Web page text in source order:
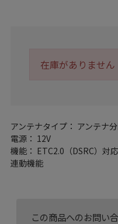
在庫がありません
アンテナタイプ： アンテナ
電源： 12V
機能： ETC2.0（DSRC）対
連動機能
この商品へのお問い